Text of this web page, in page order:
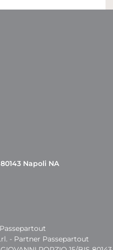
Napoli NA
Passepartout
- Partner Passepartout